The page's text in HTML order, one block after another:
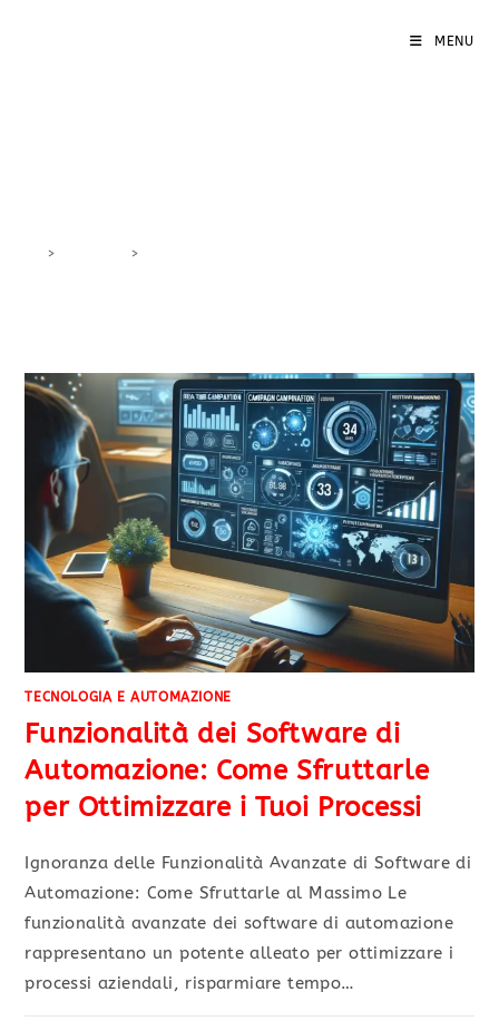
MENU
> >
TECNOLOGIA E AUTOMAZIONE
Funzionalità dei Software di
Automazione: Come Sfruttarle
per Ottimizzare i Tuoi Processi
Ignoranza delle Funzionalità Avanzate di Software di
Automazione: Come Sfruttarle al Massimo Le
funzionalità avanzate dei software di automazione
rappresentano un potente alleato per ottimizzare i
processi aziendali, risparmiare tempo…